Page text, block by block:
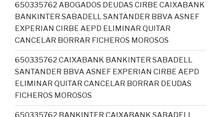
650335762 ABOGADOS DEUDAS CIRBE CAIXABANK
BANKINTER SABADELL SANTANDER BBVA ASNEF
EXPERIAN CIRBE AEPD ELIMINAR QUITAR
CANCELAR BORRAR FICHEROS MOROSOS
650335762 CAIXABANK BANKINTER SABADELL
SANTANDER BBVA ASNEF EXPERIAN CIRBE AEPD
ELIMINAR QUITAR CANCELAR BORRAR DEUDAS
FICHEROS MOROSOS
650335762 BANKINTER CAIXABANK SABADELL